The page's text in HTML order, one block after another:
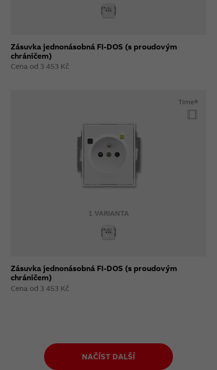
Zásuvka jednonásobná FI-DOS (s proudovým
chráničem)
Cena od 3 453 Kč
1 VARIANTA
Time®
Zásuvka jednonásobná FI-DOS (s proudovým
chráničem)
Cena od 3 453 Kč
NAČÍST DALŠÍ